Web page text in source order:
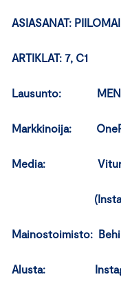
ASIASANAT:
ARTIKLAT: 7, C1
Lausunto: MEN
Markkinoija:
Media: Vitunleija
(Instagram-
Mainostoimisto:
Alusta: